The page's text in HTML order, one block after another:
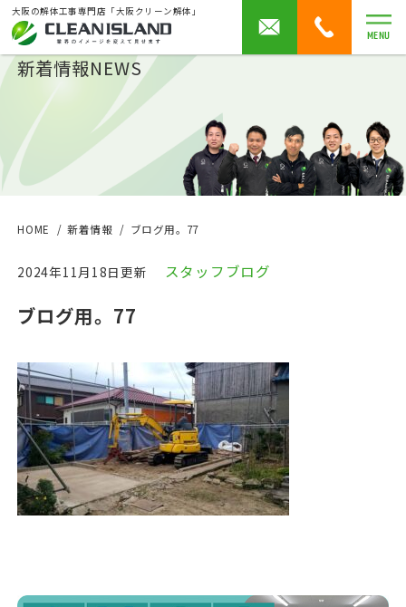
大阪の解体工事専門店「大阪クリーン解体」
MENU
新着情報NEWS
HOME 新着情報 ブログ用。77
2024年11月18日更新 スタッフブログ
ブログ用。77